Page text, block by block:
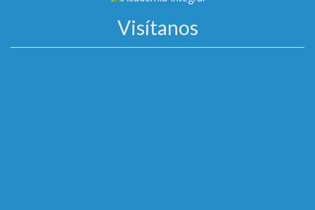
Visítanos